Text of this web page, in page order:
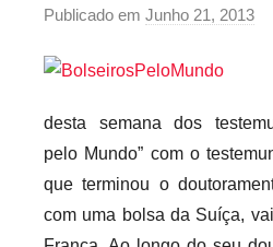
Publicado em Junho 21, 2013
r
e
c
a
r
desta semana dos
pelo Mundo” com o
que terminou o
com uma bolsa da Suíça,